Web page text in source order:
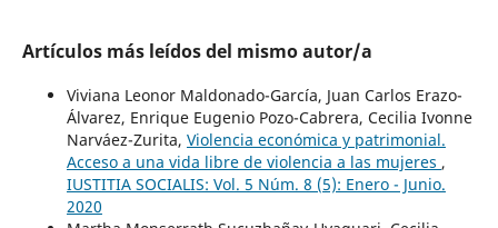
Artículos más leídos del mismo autor/a
Viviana Leonor Maldonado-García, Juan Carlos Erazo-
Álvarez, Enrique Eugenio Pozo-Cabrera, Cecilia Ivonne
Narváez-Zurita, Violencia económica y patrimonial.
Acceso a una vida libre de violencia a las mujeres ,
IUSTITIA SOCIALIS: Vol. 5 Núm. 8 (5): Enero - Junio.
2020